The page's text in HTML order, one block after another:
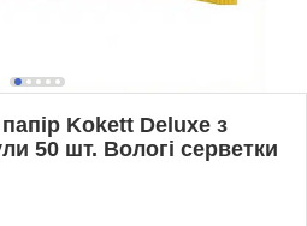
Kokett Deluxe з
50 шт. Вологі серветки